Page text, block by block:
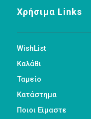
Χρήσιμα Links
WishList
Καλάθι
Ταμείο
Κατάστημα
Ποιοι Είμαστε